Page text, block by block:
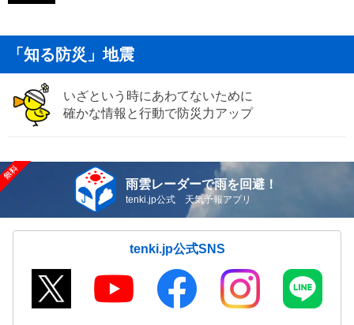
「知る防災」地震
いざという時にあわてないために
確かな情報と行動で防災力アップ
雨雲レーダーで雨を回避！
tenki.jp公式 天気予報アプリ
tenki.jp公式SNS